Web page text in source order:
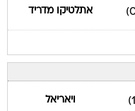
אתלטיקו מדריד
ויאריאל